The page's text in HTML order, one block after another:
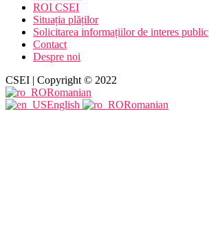
ROI CSEI
Situația plăților
Solicitarea informațiilor de interes public
Contact
Despre noi
CSEI | Copyright © 2022
Romanian
English
Romanian